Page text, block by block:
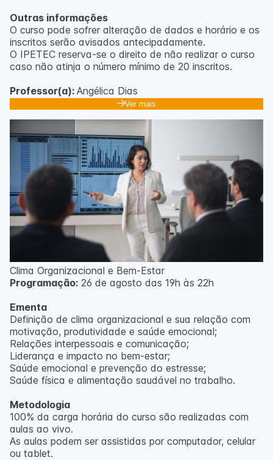
Outras informações
O curso pode sofrer alteração de dados e horário e os
inscritos serão avisados ​​antecipadamente.
O IPETEC reserva-se o direito de não realizar o curso
caso não atinja o número mínimo de 20 inscritos.
Professor(a): Angélica Dias
Ver mais
Clima Organizacional e Bem-Estar
Programação: 26 de agosto das 19h às 22h
Ementa
Definição de clima organizacional e sua relação com
motivação, produtividade e saúde emocional;
Relações interpessoais e comunicação;
Liderança e impacto no bem-estar;
Saúde emocional e prevenção do estresse;
Saúde física e alimentação saudável no trabalho.
Metodologia
100% da carga horária do curso são realizadas com
aulas ao vivo.
As aulas podem ser assistidas por computador, celular
ou tablet.